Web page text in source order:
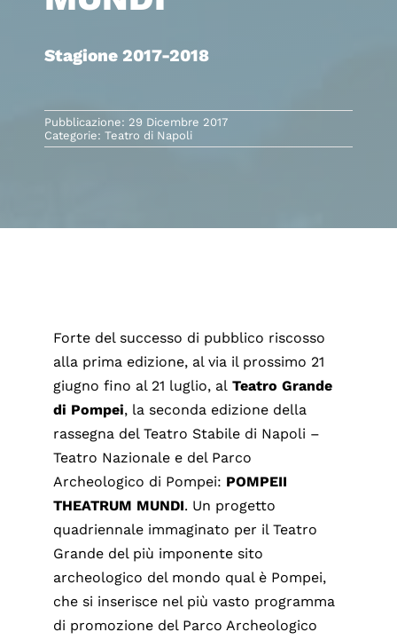
Stagione 2017-2018
Pubblicazione: 29 Dicembre 2017
Categorie: Teatro di Napoli
Forte del successo di pubblico riscosso
alla prima edizione, al via il prossimo 21
giugno fino al 21 luglio, al Teatro Grande
di Pompei, la seconda edizione della
rassegna del Teatro Stabile di Napoli –
Teatro Nazionale e del Parco
Archeologico di Pompei: POMPEII
THEATRUM MUNDI. Un progetto
quadriennale immaginato per il Teatro
Grande del più imponente sito
archeologico del mondo qual è Pompei,
che si inserisce nel più vasto programma
di promozione del Parco Archeologico